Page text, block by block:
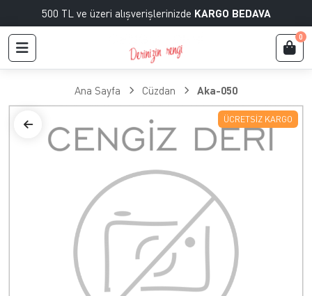
500 TL ve üzeri alışverişlerinizde KARGO BEDAVA
0
Ana Sayfa Cüzdan Aka-050
ÜCRETSIZ KARGO